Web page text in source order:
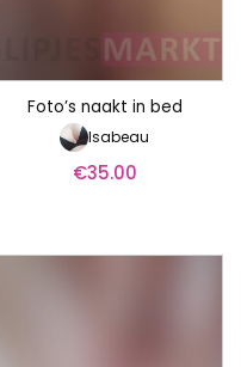
Foto’s naakt in bed
Isabeau
€35.00